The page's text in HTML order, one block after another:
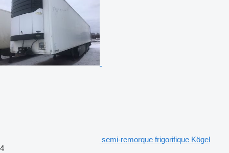
semi-remorque frigorifique Kögel
4